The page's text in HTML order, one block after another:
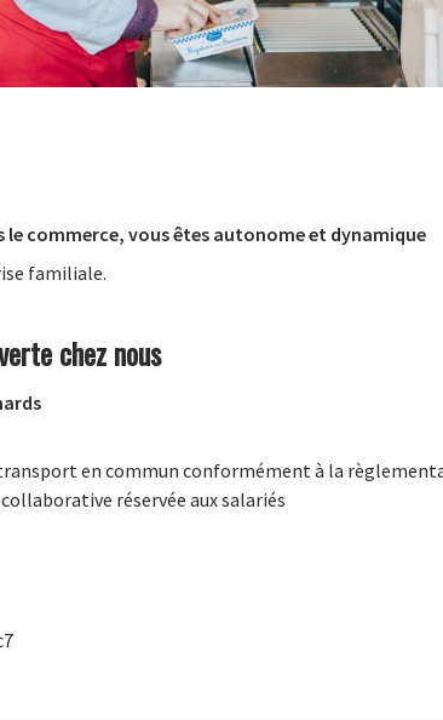
le commerce, vous êtes autonome et dynamique
familiale.
chez nous
transport en commun conformément à la
réservée aux salariés